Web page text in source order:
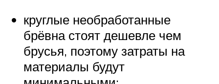
круглые необработанные
брёвна стоят дешевле чем
брусья, поэтому затраты на
материалы будут